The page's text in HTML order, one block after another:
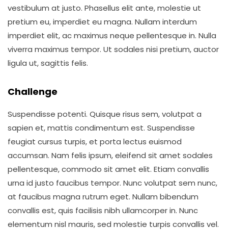
vestibulum at justo. Phasellus elit ante, molestie ut
pretium eu, imperdiet eu magna. Nullam interdum
imperdiet elit, ac maximus neque pellentesque in. Nulla
viverra maximus tempor. Ut sodales nisi pretium, auctor
ligula ut, sagittis felis.
Challenge
Suspendisse potenti. Quisque risus sem, volutpat a
sapien et, mattis condimentum est. Suspendisse
feugiat cursus turpis, et porta lectus euismod
accumsan. Nam felis ipsum, eleifend sit amet sodales
pellentesque, commodo sit amet elit. Etiam convallis
urna id justo faucibus tempor. Nunc volutpat sem nunc,
at faucibus magna rutrum eget. Nullam bibendum
convallis est, quis facilisis nibh ullamcorper in. Nunc
elementum nisl mauris, sed molestie turpis convallis vel.